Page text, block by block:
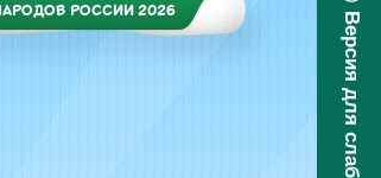
РОССИИ 2026